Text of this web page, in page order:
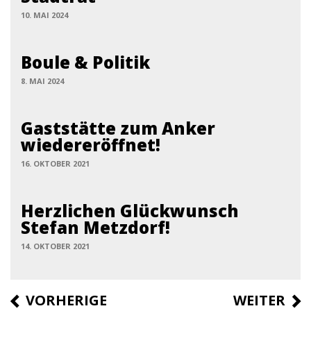
10. MAI 2024
Boule & Politik
8. MAI 2024
Gaststätte zum Anker
wiedereröffnet!
16. OKTOBER 2021
Herzlichen Glückwunsch
Stefan Metzdorf!
14. OKTOBER 2021
Beitrags-Navigation
VORHERIGER BEITRAG
VORHERIGE NÄCHSTER
BEITRAG
WEITER